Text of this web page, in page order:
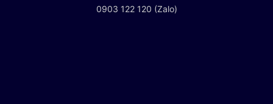
0903 122 120 (Zalo)